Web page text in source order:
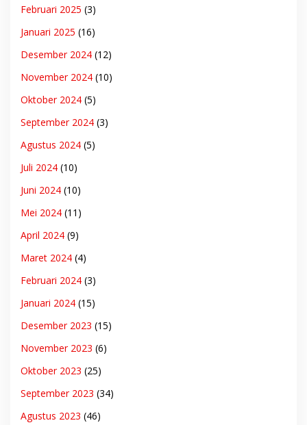
Februari 2025 (3)
Januari 2025 (16)
Desember 2024 (12)
November 2024 (10)
Oktober 2024 (5)
September 2024 (3)
Agustus 2024 (5)
Juli 2024 (10)
Juni 2024 (10)
Mei 2024 (11)
April 2024 (9)
Maret 2024 (4)
Februari 2024 (3)
Januari 2024 (15)
Desember 2023 (15)
November 2023 (6)
Oktober 2023 (25)
September 2023 (34)
Agustus 2023 (46)